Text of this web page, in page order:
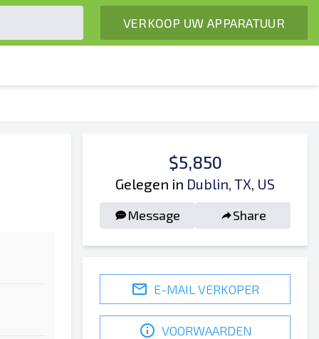
VERKOOP UW APPARATUUR
$5,850
Gelegen in Dublin, TX, US
Message Share
E-MAIL VERKOPER
VOORWAARDEN